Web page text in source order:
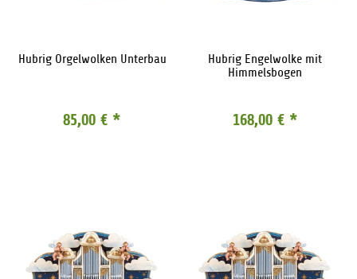
Hubrig Orgelwolken Unterbau
85,00 € *
Hubrig Engelwolke mit
Himmelsbogen
168,00 € *